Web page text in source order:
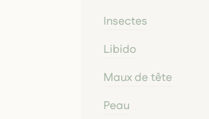
Insectes
Libido
Maux de tête
Peau